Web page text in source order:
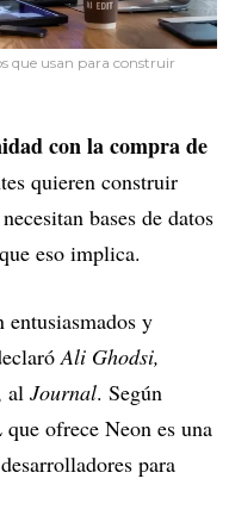
que usan para construir
con la compra de
quieren construir
bases de datos
eso implica.
entusiasmados y
Ali Ghodsi,
al Journal. Según
ofrece Neon es una
para